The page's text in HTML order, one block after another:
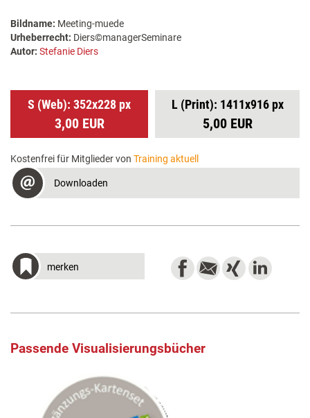
Bildname: Meeting-muede
Urheberrecht: Diers©managerSeminare
Autor: Stefanie Diers
S (Web): 352x228 px
3,00 EUR
L (Print): 1411x916 px
5,00 EUR
Kostenfrei für Mitglieder von Training aktuell
Downloaden
merken
Passende Visualisierungsbücher